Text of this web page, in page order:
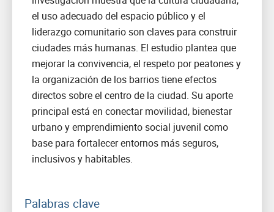
el uso adecuado del espacio público y el
liderazgo comunitario son claves para construir
ciudades más humanas. El estudio plantea que
mejorar la convivencia, el respeto por peatones y
la organización de los barrios tiene efectos
directos sobre el centro de la ciudad. Su aporte
principal está en conectar movilidad, bienestar
urbano y emprendimiento social juvenil como
base para fortalecer entornos más seguros,
inclusivos y habitables.
Palabras clave